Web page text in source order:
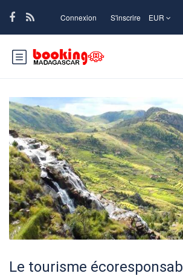
Connexion S'inscrire EUR
Le tourisme